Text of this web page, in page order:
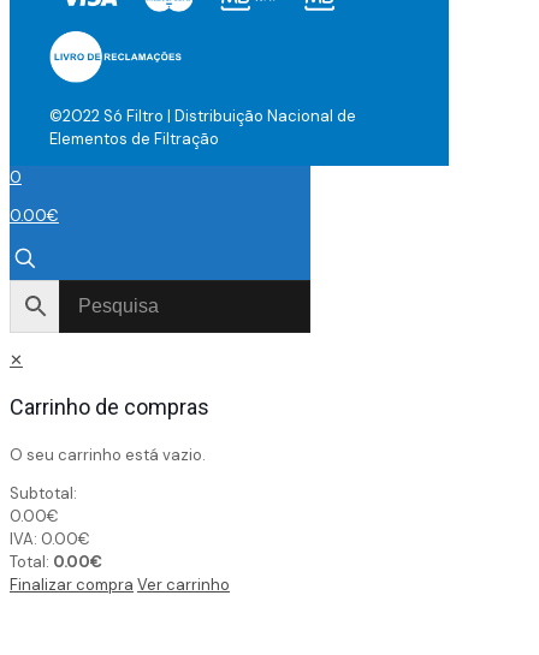
©2022 Só Filtro | Distribuição Nacional de
Elementos de Filtração
0
0.00€
✕
Carrinho de compras
O seu carrinho está vazio.
Subtotal:
0.00€
IVA: 0.00€
Total: 0.00€
Finalizar compra Ver carrinho